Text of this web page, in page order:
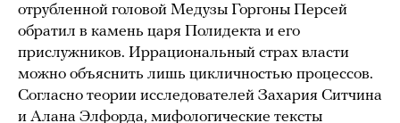
отрубленной головой Медузы Горгоны Персей
обратил в камень царя Полидекта и его
прислужников. Иррациональный страх власти
можно объяснить лишь цикличностью процессов.
Согласно теории исследователей Захария Ситчина
и Алана Элфорда, мифологические тексты